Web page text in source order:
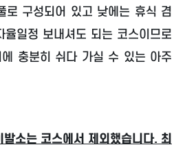
로 구성되어 있고 낮에는 휴식 겸
일정 보내셔도 되는 코스이므로
충분히 쉬다 가실 수 있는 아주
소는 코스에서 제외했습니다. 최